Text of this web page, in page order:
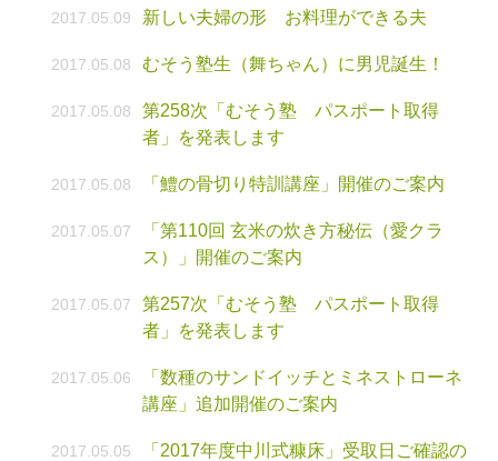
2017.05.09 新しい夫婦の形 お料理ができる夫
2017.05.08 むそう塾生（舞ちゃん）に男児誕生！
2017.05.08
第258次「むそう塾 パスポート取得
者」を発表します
2017.05.08 「鱧の骨切り特訓講座」開催のご案内
2017.05.07
「第110回 玄米の炊き方秘伝（愛クラ
ス）」開催のご案内
2017.05.07
第257次「むそう塾 パスポート取得
者」を発表します
2017.05.06
「数種のサンドイッチとミネストローネ
講座」追加開催のご案内
2017.05.05
「2017年度中川式糠床」受取日ご確認の